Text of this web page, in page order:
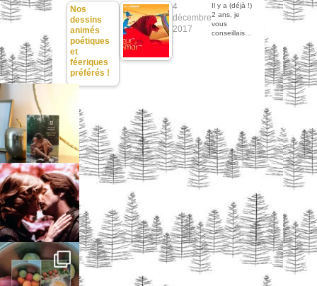
Nos
dessins
animés
poétiques
et
féeriques
préférés !
4
décembre
2017
Il y a (déjà !)
2 ans, je
vous
conseillais…